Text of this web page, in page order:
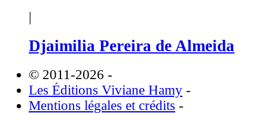
|
Djaimilia Pereira de Almeida
© 2011-2026 -
Les Éditions Viviane Hamy -
Mentions légales et crédits -